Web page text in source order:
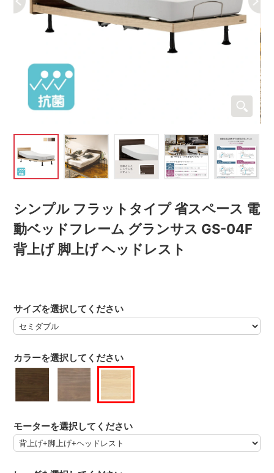
シンプル フラットタイプ 省スペース 電
動ベッドフレーム グランサス GS-04F
背上げ 脚上げ ヘッドレスト
カラーを選択してください
サイズを選択してください
モーターを選択してください